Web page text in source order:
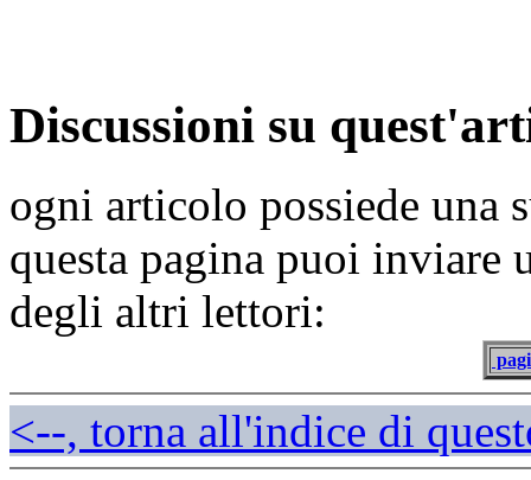
Discussioni su
ogni articolo possiede una
questa pagina puoi inviare
degli altri lettori:
<--, torna all'indice di